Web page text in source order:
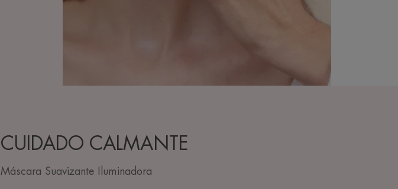
CUIDADO CALMANTE
Máscara Suavizante Iluminadora